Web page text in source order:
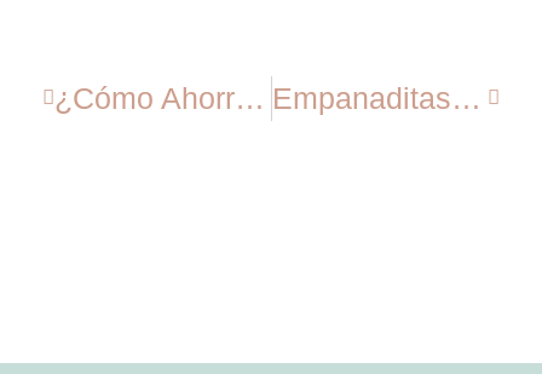
¿Cómo Ahorrar Energía Física Y Mental? Empanaditas De Pasta Filo Con Verduras